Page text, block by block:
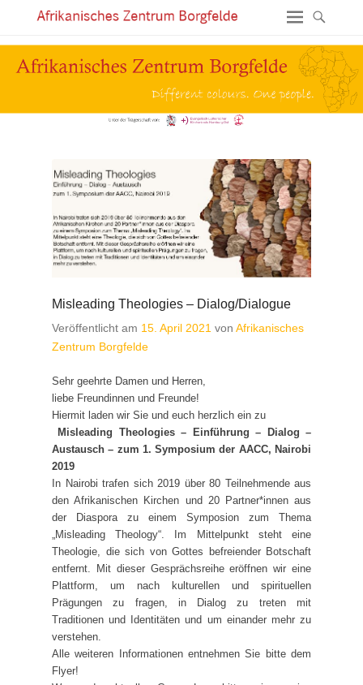
Misleading Theologies – Dialog/Dialogue
Veröffentlicht am 15. April 2021 von Afrikanisches
Zentrum Borgfelde
Sehr geehrte Damen und Herren,
liebe Freundinnen und Freunde!
Hiermit laden wir Sie und euch herzlich ein zu
Misleading Theologies – Einführung – Dialog –
Austausch – zum 1. Symposium der AACC, Nairobi
2019
In Nairobi trafen sich 2019 über 80 Teilnehmende aus
den Afrikanischen Kirchen und 20 Partner*innen aus
der Diaspora zu einem Symposion zum Thema
„Misleading Theology“. Im Mittelpunkt steht eine
Theologie, die sich von Gottes befreiender Botschaft
entfernt. Mit dieser Gesprächsreihe eröffnen wir eine
Plattform, um nach kulturellen und spirituellen
Prägungen zu fragen, in Dialog zu treten mit
Traditionen und Identitäten und um einander mehr zu
verstehen.
Alle weiteren Informationen entnehmen Sie bitte dem
Flyer!